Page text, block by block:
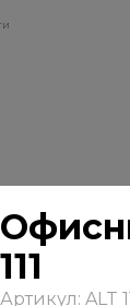
111
Артикул: ALT